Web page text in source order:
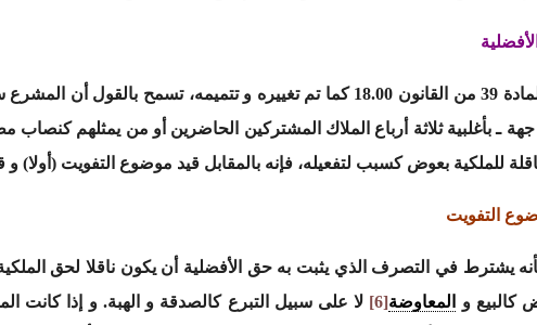
إن القراءة الأولية لنص المادة 39 من القانون 18.00 كما تم تغييره و
ـ بأغلبية ثلاثة أرباع الملاك المشتركين الحاضرين أو من يمثلهم
للملكية بعوض كسبب لتفعيله، فإنه بالمقابل قيد موضوع التفويت
التفويت
يشترط في التصرف الذي يثبت به حق الأفضلية أن يكون ناقلا لحق الملكية
كالبيع و
المعاوضة[6]
لا على سبيل التبرع كالصدقة و الهبة. و إذا كانت